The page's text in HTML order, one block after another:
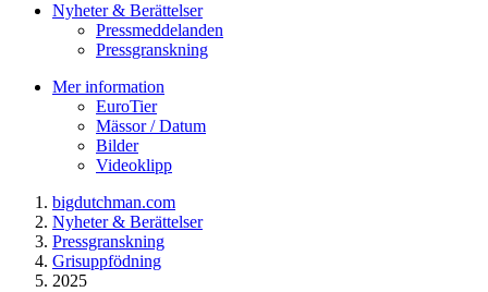
Nyheter & Berättelser
Pressmeddelanden
Pressgranskning
Mer information
EuroTier
Mässor / Datum
Bilder
Videoklipp
bigdutchman.com
Nyheter & Berättelser
Pressgranskning
Grisuppfödning
2025